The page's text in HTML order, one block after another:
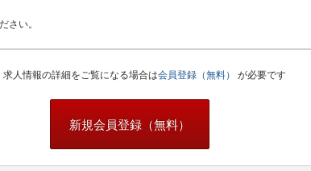
さい。
求人情報の詳細をご覧になる場合は会員登録（無料） が必要です
新規会員登録（無料）